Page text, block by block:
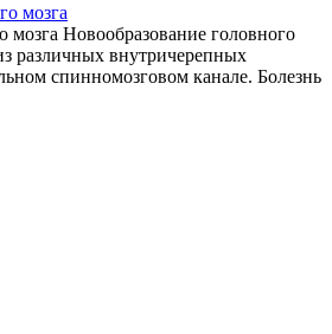
мозга
мозга Новообразование головного
различных внутричерепных
спинномозговом канале. Болезнь